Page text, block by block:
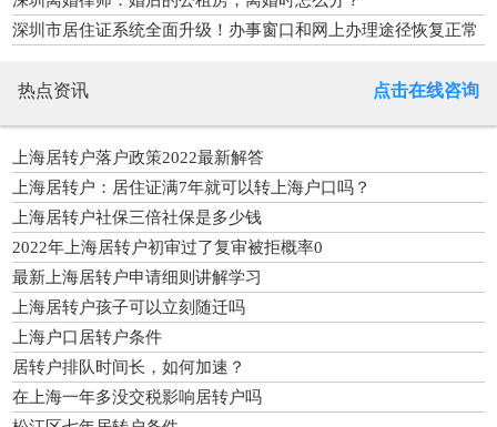
深圳市居住证系统全面升级！办事窗口和网上办理途径恢复正常
热点资讯 点击在线咨询
上海居转户落户政策2022最新解答
上海居转户：居住证满7年就可以转上海户口吗？
上海居转户社保三倍社保是多少钱
2022年上海居转户初审过了复审被拒概率0
最新上海居转户申请细则讲解学习
上海居转户孩子可以立刻随迁吗
上海户口居转户条件
居转户排队时间长，如何加速？
在上海一年多没交税影响居转户吗